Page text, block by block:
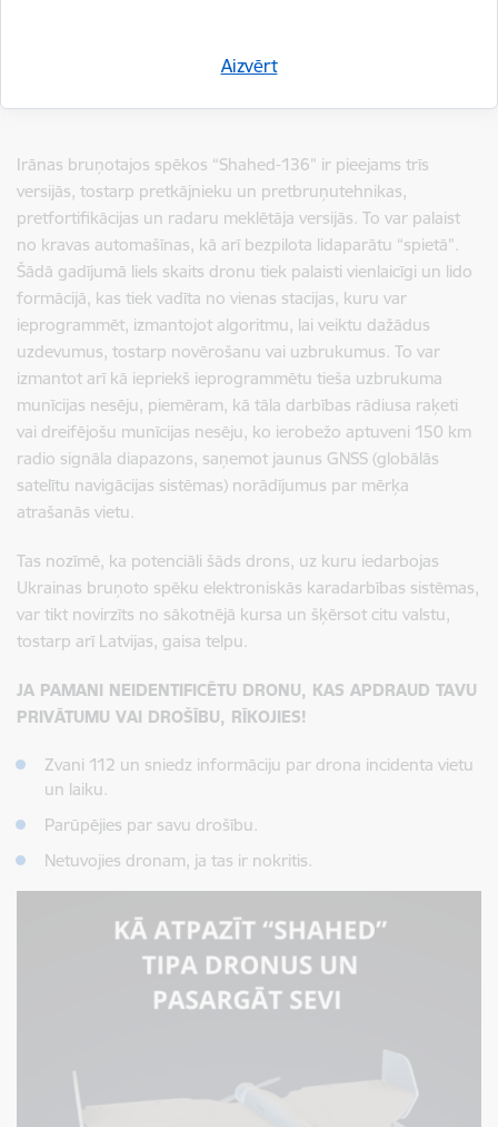
Aizvērt
Irānas bruņotajos spēkos “Shahed-136” ir pieejams trīs
versijās, tostarp pretkājnieku un pretbruņutehnikas,
pretfortifikācijas un radaru meklētāja versijās. To var palaist
no kravas automašīnas, kā arī bezpilota lidaparātu “spietā”.
Šādā gadījumā liels skaits dronu tiek palaisti vienlaicīgi un lido
formācijā, kas tiek vadīta no vienas stacijas, kuru var
ieprogrammēt, izmantojot algoritmu, lai veiktu dažādus
uzdevumus, tostarp novērošanu vai uzbrukumus. To var
izmantot arī kā iepriekš ieprogrammētu tieša uzbrukuma
munīcijas nesēju, piemēram, kā tāla darbības rādiusa raķeti
vai dreifējošu munīcijas nesēju, ko ierobežo aptuveni 150 km
radio signāla diapazons, saņemot jaunus GNSS (globālās
satelītu navigācijas sistēmas) norādījumus par mērķa
atrašanās vietu.
Tas nozīmē, ka potenciāli šāds drons, uz kuru iedarbojas
Ukrainas bruņoto spēku elektroniskās karadarbības sistēmas,
var tikt novirzīts no sākotnējā kursa un šķērsot citu valstu,
tostarp arī Latvijas, gaisa telpu.
JA PAMANI NEIDENTIFICĒTU DRONU, KAS APDRAUD TAVU
PRIVĀTUMU VAI DROŠĪBU, RĪKOJIES!
Zvani 112 un sniedz informāciju par drona incidenta vietu
un laiku.
Parūpējies par savu drošību.
Netuvojies dronam, ja tas ir nokritis.